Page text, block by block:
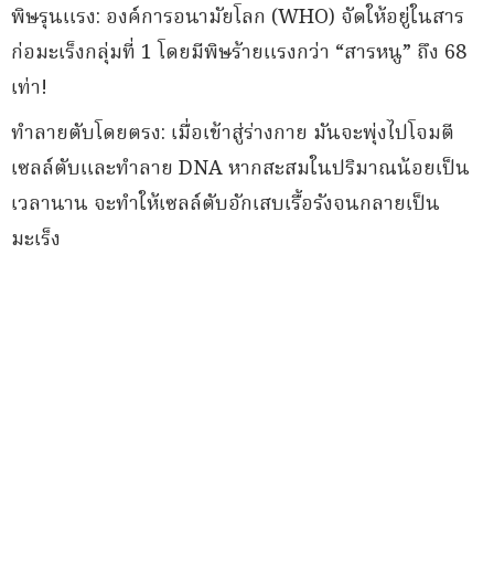
พิษรุนแรง: องค์การอนามัยโลก (WHO) จัดให้อยู่ในสาร
ก่อมะเร็งกลุ่มที่ 1 โดยมีพิษร้ายแรงกว่า “สารหนู” ถึง 68
เท่า!
ทำลายตับโดยตรง: เมื่อเข้าสู่ร่างกาย มันจะพุ่งไปโจมตี
เซลล์ตับและทำลาย DNA หากสะสมในปริมาณน้อยเป็น
เวลานาน จะทำให้เซลล์ตับอักเสบเรื้อรังจนกลายเป็น
มะเร็ง